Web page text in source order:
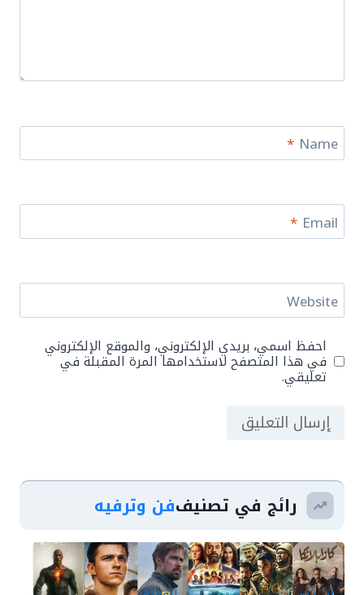
Name
*
Email
*
Website
احفظ اسمي، بريدي الإلكتروني، والموقع الإلكتروني
في هذا المتصفح لاستخدامها المرة المقبلة في
تعليقي.
رائج في تصنيففن وترفيه